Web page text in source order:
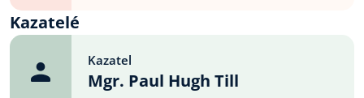
Kazatelé
Kazatel
Mgr. Paul Hugh Till